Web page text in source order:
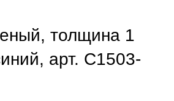
толщина 1
арт. С1503-